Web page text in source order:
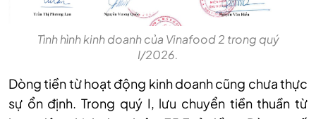
Tình hình kinh doanh của Vinafood 2 trong quý
I/2026.
Dòng tiền từ hoạt động kinh doanh cũng chưa thực
sự ổn định. Trong quý I, lưu chuyển tiền thuần từ